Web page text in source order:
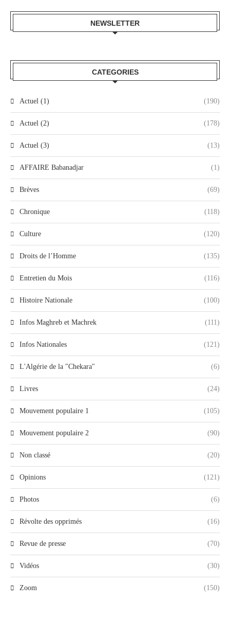
NEWSLETTER
CATEGORIES
Actuel (1) (190)
Actuel (2) (178)
Actuel (3) (13)
AFFAIRE Babanadjar (1)
Brèves (69)
Chronique (118)
Culture (120)
Droits de l’Homme (135)
Entretien du Mois (116)
Histoire Nationale (100)
Infos Maghreb et Machrek (111)
Infos Nationales (121)
L'Algérie de la "Chekara" (6)
Livres (24)
Mouvement populaire 1 (105)
Mouvement populaire 2 (90)
Non classé (20)
Opinions (121)
Photos (6)
Révolte des opprimés (16)
Revue de presse (70)
Vidéos (30)
Zoom (150)